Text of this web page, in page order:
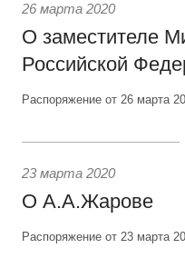
26 марта 2020
О заместителе
Российской
Распоряжение от 26 марта
23 марта 2020
О А.А.Жарове
Распоряжение от 23 марта